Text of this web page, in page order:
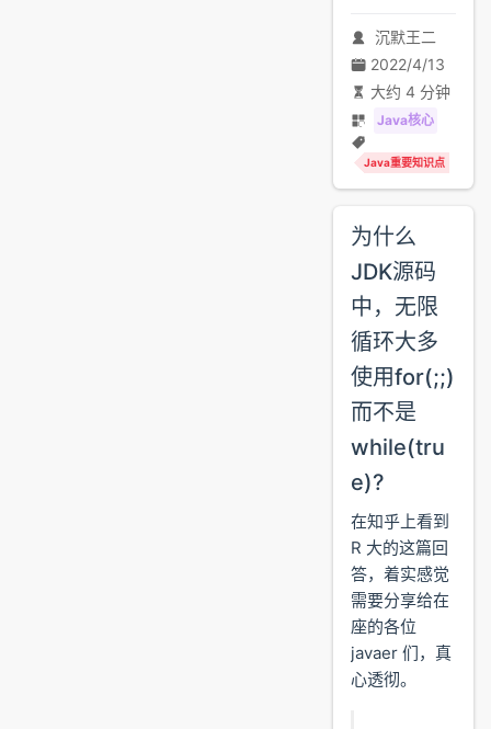
沉默王二
2022/4/13
大约 4 分钟
Java核心
Java重要知识点
为什么
JDK源码
中，无限
循环大多
使用for(;;)
而不是
while(tru
e)?
在知乎上看到
R 大的这篇回
答，着实感觉
需要分享给在
座的各位
javaer 们，真
心透彻。